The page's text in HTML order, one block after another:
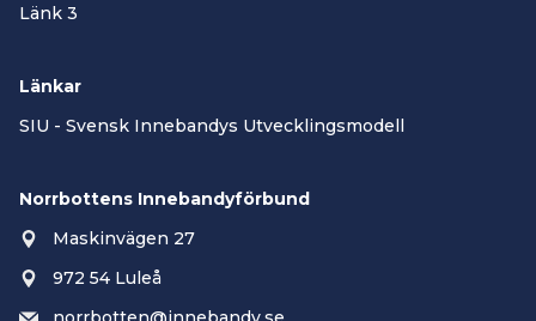
Länk 3
Länkar
SIU - Svensk Innebandys Utvecklingsmodell
Norrbottens Innebandyförbund
Maskinvägen 27
972 54 Luleå